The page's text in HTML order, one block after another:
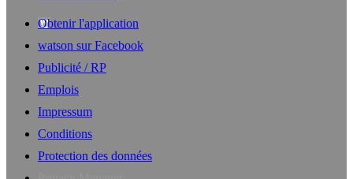
Obtenir l'application
watson sur Facebook
Publicité / RP
Emplois
Impressum
Conditions
Protection des données